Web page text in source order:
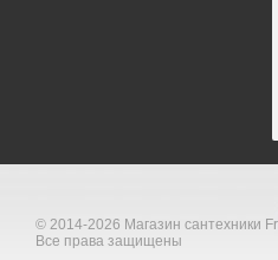
© 2014-2026 Магазин сантехники
Все права защищены